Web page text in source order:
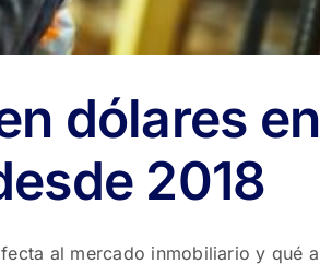
dólares en
2018
al mercado inmobiliario y qué